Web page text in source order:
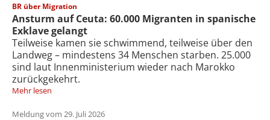
BR über Migration
Ansturm auf Ceuta: 60.000 Migranten in spanische
Exklave gelangt
Teilweise kamen sie schwimmend, teilweise über den
Landweg – mindestens 34 Menschen starben. 25.000
sind laut Innenministerium wieder nach Marokko
zurückgekehrt.
Mehr lesen
Meldung vom 29. Juli 2026